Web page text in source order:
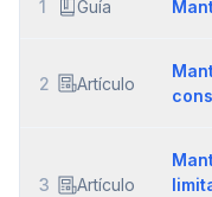
1 Guía
2 Artículo
3 Artículo